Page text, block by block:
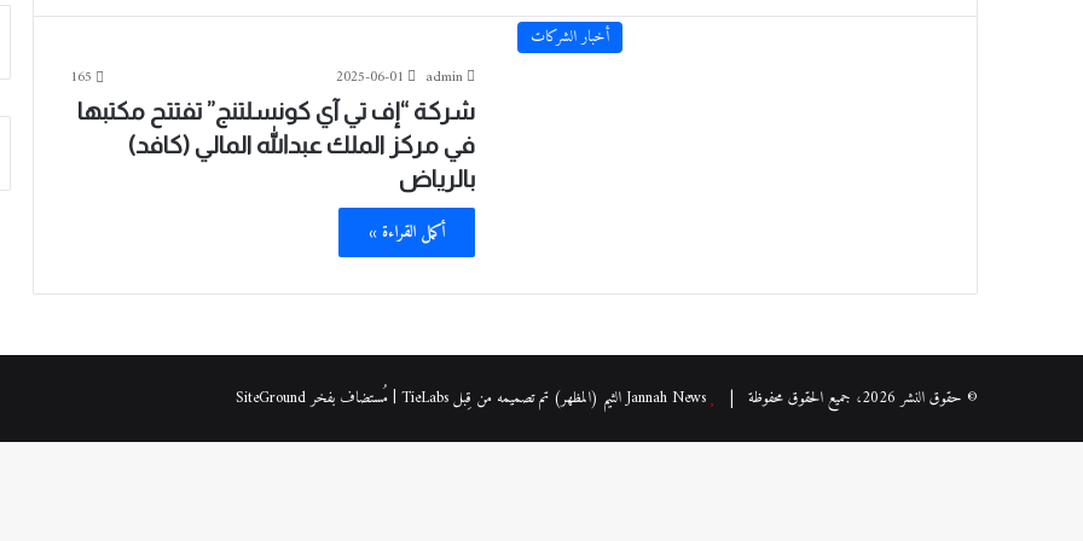
أخبار الشركات
admin
2025-06-01
165
شركة “إف تي آي كونسلتنج” تفتتح مكتبها
في مركز الملك عبدالله المالي (كافد)
بالرياض
أكمل القراءة »
© حقوق النشر 2026، جميع الحقوق محفوظة | Jannah News الثيم (المظهر) تم تصميمه من قِبل TieLabs | مُستضاف بفخرSiteGround